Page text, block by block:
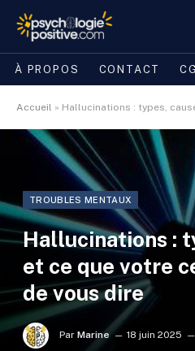
À PROPOS CONTACT
Accueil » Hallucinations : types, causes et
TROUBLES MENTAUX
Hallucinations :
et ce que votre
de vous dire
Par Marine 18 juin 2025